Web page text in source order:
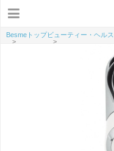
Besmeトップ
>
ビューティー・ヘルス
>